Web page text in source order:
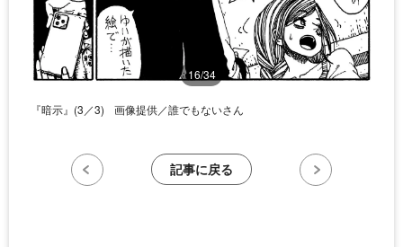
16/34
『暗示』(3／3) 画像提供／誰でもないさん
記事に戻る